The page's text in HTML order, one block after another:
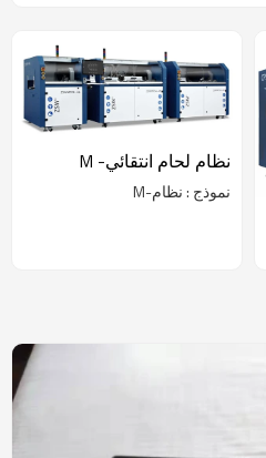
نظام لحام انتقائي- M
نموذج : نظام-M